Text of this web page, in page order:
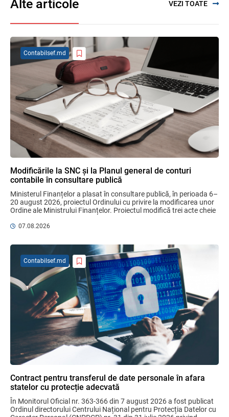
Se propune modificarea Legii auditului —
SFS a anunțat programul de seminare
pentru luna august 2026
03.08.2026
Garanția financiară pentru refacerea
mediului la exploatarea resurselor
minerale
04.08.2026
Domenii supuse controalelor fiscale
operative în luna august 2026
05.08.2026 Serviciul Fiscal de Stat
integrală a Titlului IV - accize armonizate
cu legislația UE
03.08.2026
Бухгалтерские и Налоговые
Консультации № 07/2026, комментарии
на полях
06.08.2026 Ciobanu Veaceslav
Plafonul operațiunilor valutare de capital
06.08.2026
Alte articole VEZI TOATE
Modificările la SNC și la Planul general de conturi
contabile în consultare publică
Ministerul Finanțelor a plasat în consultare publică, în perioada 6–
20 august 2026, proiectul Ordinului cu privire la modificarea unor
Ordine ale Ministrului Finanțelor. Proiectul modifică trei acte cheie
07.08.2026
Contabilsef.md
Contract pentru transferul de date personale în afara
statelor cu protecție adecvată
În Monitorul Oficial nr. 363-366 din 7 august 2026 a fost publicat
Ordinul directorului Centrului Național pentru Protecția Datelor cu
Contabilsef.md